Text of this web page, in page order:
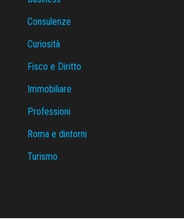
Consulenze
Curiosità
Fisco e Diritto
Immobiliare
Professioni
Roma e dintorni
Turismo